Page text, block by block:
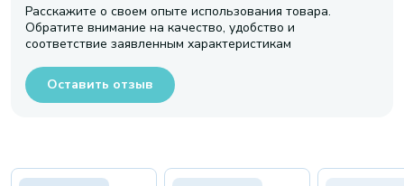
Расскажите о своем опыте использования товара.
Обратите внимание на качество, удобство и
соответствие заявленным характеристикам
Оставить отзыв